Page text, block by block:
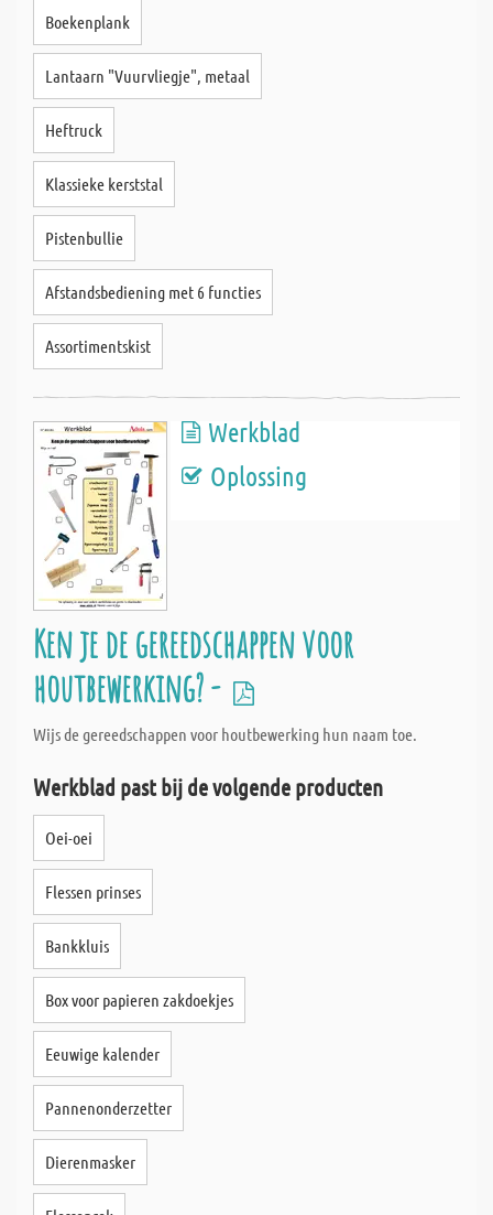
Boekenplank
Lantaarn "Vuurvliegje", metaal
Heftruck
Klassieke kerststal
Pistenbullie
Afstandsbediening met 6 functies
Assortimentskist
Werkblad
Oplossing
Ken je de gereedschappen voor
houtbewerking? -
Wijs de gereedschappen voor houtbewerking hun naam toe.
Werkblad past bij de volgende producten
Oei-oei
Flessen prinses
Bankkluis
Box voor papieren zakdoekjes
Eeuwige kalender
Pannenonderzetter
Dierenmasker